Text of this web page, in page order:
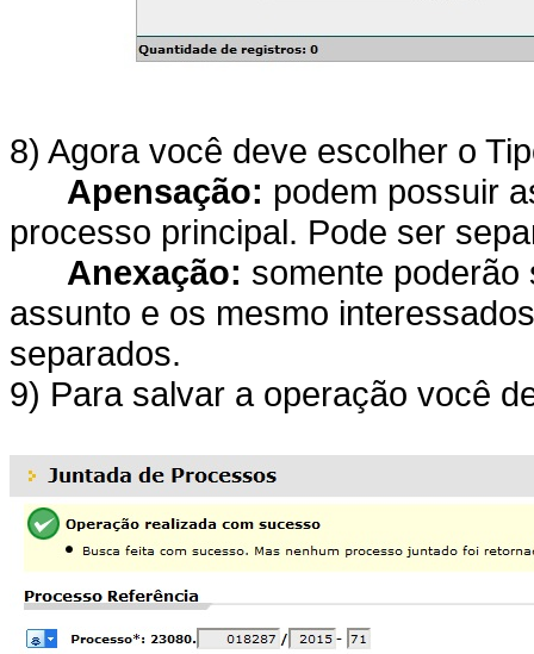
8) Agora você deve escolher o
Apensação: podem possuir
processo principal. Pode ser
Anexação: somente
assunto e os mesmo
separados.
9) Para salvar a operação você